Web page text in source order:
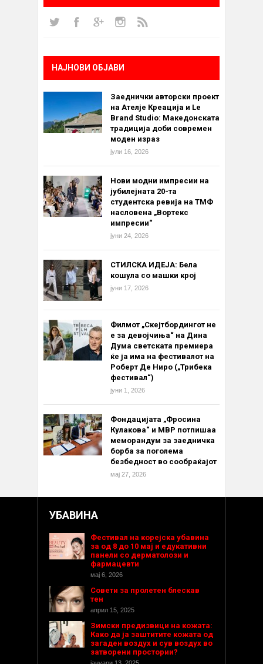
НАЈНОВИ ОБЈАВИ
Заеднички авторски проект
на Ателје Креација и Le
Brand Studio: Македонската
традиција доби современ
моден израз
јули 16, 2026
Нови модни импресии на
јубилејната 20-та
студентска ревија на ТМФ
насловена „Вортекс
импресии“
јуни 24, 2026
СТИЛСКА ИДЕЈА: Бела
кошула со машки крој
јуни 17, 2026
Филмот „Скејтбордингот не
е за девојчиња“ на Дина
Дума светската премиера
ќе ја има на фестивалот на
Роберт Де Ниро („Трибека
фестивал“)
јуни 1, 2026
Фондацијата „Фросина
Кулакова“ и МВР потпишаа
меморандум за заедничка
борба за поголема
безбедност во сообраќајот
мај 27, 2026
УБАВИНА
Фестивал на корејска убавина
за од 8 до 10 мај и едукативни
панели со дерматолози и
фармацевти
мај 6, 2026
Совети за пролетен блескав
тен
април 15, 2025
Зимски предизвици на кожата:
Како да ја заштитите кожата од
загаден воздух и сув воздух во
затворени простории?